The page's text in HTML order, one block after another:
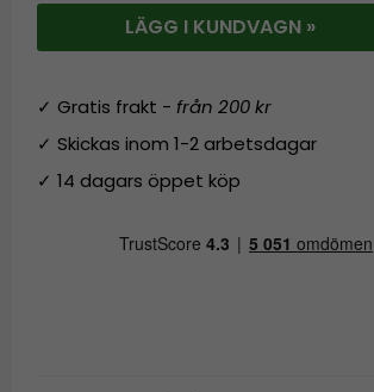
LÄGG I KUNDVAGN »
✓ Gratis frakt -från 200 kr
✓ Skickas inom 1-2 arbetsdagar
✓ 14 dagars öppet köp